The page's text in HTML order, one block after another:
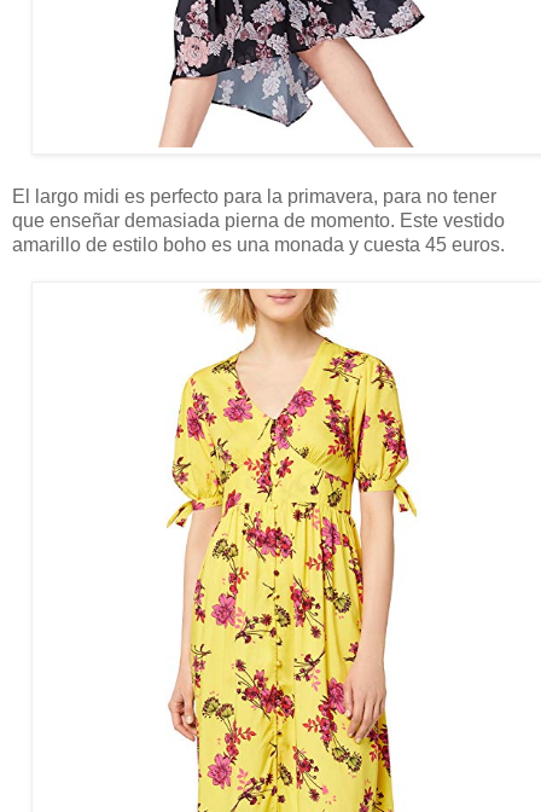
El largo midi es perfecto para la primavera, para no tener
que enseñar demasiada pierna de momento. Este vestido
amarillo de estilo boho es una monada y cuesta 45 euros.